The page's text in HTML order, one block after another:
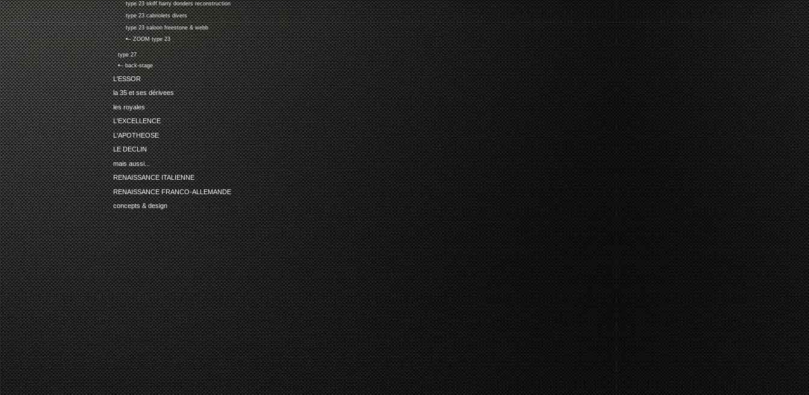
type 23 skiff harry donders reconstruction
type 23 cabriolets divers
type 23 saloon freestone & webb
•-- ZOOM type 23
type 27
•-- back-stage
L'ESSOR
la 35 et ses dérivees
les royales
L'EXCELLENCE
L'APOTHEOSE
LE DECLIN
mais aussi...
RENAISSANCE ITALIENNE
RENAISSANCE FRANCO-ALLEMANDE
concepts & design